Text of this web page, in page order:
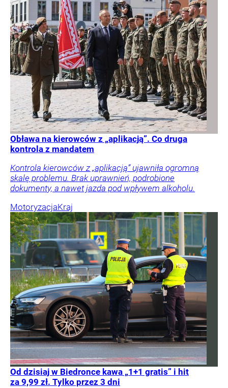
Obława na kierowców z „aplikacją”. Co druga
kontrola z mandatem
Kontrola kierowców z „aplikacją” ujawniła ogromną
skalę problemu. Brak uprawnień, podrobione
dokumenty, a nawet jazda pod wpływem alkoholu.
MotoryzacjaKraj
Od dzisiaj w Biedronce kawa „1+1 gratis” i hit
za 9,99 zł. Tylko przez 3 dni